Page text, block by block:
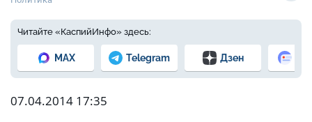
Читайте «КаспийИнфо» здесь:
MAX Telegram Дзен
07.04.2014 17:35